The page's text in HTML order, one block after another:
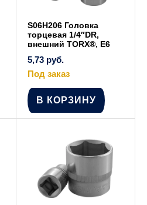
S06H206 Головка
торцевая 1/4″DR,
внешний TORX®, Е6
5,73 руб.
Под заказ
В КОРЗИНУ